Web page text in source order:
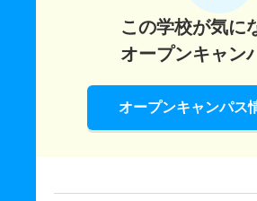
この学校が気に
オープンキャン
オープンキャンパス